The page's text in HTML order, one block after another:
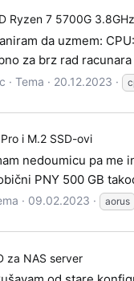
Ryzen 7 5700G
da uzmem:
za brz rad
Tema 20.12.2023
i M.2 SSD-ovi
nedoumicu pa me
PNY 500 GB
09.02.2023 aorus
za NAS server